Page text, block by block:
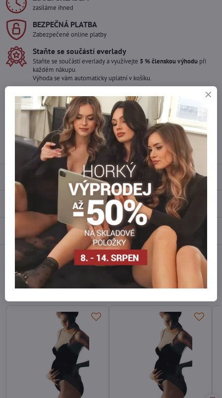
zasíláme ihned
BEZPEČNÁ PLATBA
Zabezpečené online platby
Staňte se součástí everlady
Staňte se součástí everlady a využívejte 5 % členskou výhodu při
každém nákupu.
Výhoda se vám automaticky uplatní v košíku.
Máte zájem o více kusů ?
Kontaktujte nás na mail, zboží pro Vás doskladníme!
info​@everlady​.eu
Recenze
Diskuse 0
FacebookTwitterBlueskyPinterestReddit LinkedIn WhatsApp
Alternativní produkty